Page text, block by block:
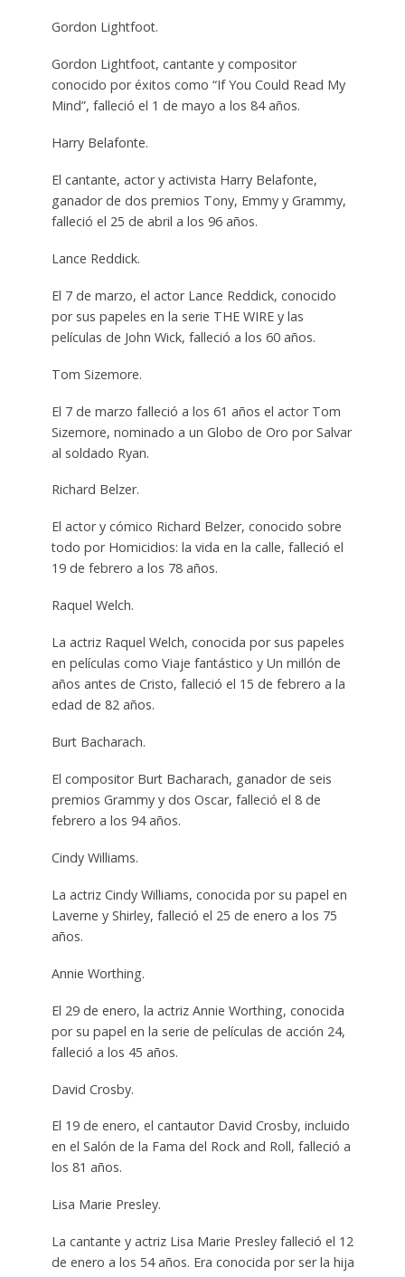
Gordon Lightfoot.
Gordon Lightfoot, cantante y compositor
conocido por éxitos como “If You Could Read My
Mind”, falleció el 1 de mayo a los 84 años.
Harry Belafonte.
El cantante, actor y activista Harry Belafonte,
ganador de dos premios Tony, Emmy y Grammy,
falleció el 25 de abril a los 96 años.
Lance Reddick.
El 7 de marzo, el actor Lance Reddick, conocido
por sus papeles en la serie THE WIRE y las
películas de John Wick, falleció a los 60 años.
Tom Sizemore.
El 7 de marzo falleció a los 61 años el actor Tom
Sizemore, nominado a un Globo de Oro por Salvar
al soldado Ryan.
Richard Belzer.
El actor y cómico Richard Belzer, conocido sobre
todo por Homicidios: la vida en la calle, falleció el
19 de febrero a los 78 años.
Raquel Welch.
La actriz Raquel Welch, conocida por sus papeles
en películas como Viaje fantástico y Un millón de
años antes de Cristo, falleció el 15 de febrero a la
edad de 82 años.
Burt Bacharach.
El compositor Burt Bacharach, ganador de seis
premios Grammy y dos Oscar, falleció el 8 de
febrero a los 94 años.
Cindy Williams.
La actriz Cindy Williams, conocida por su papel en
Laverne y Shirley, falleció el 25 de enero a los 75
años.
Annie Worthing.
El 29 de enero, la actriz Annie Worthing, conocida
por su papel en la serie de películas de acción 24,
falleció a los 45 años.
David Crosby.
El 19 de enero, el cantautor David Crosby, incluido
en el Salón de la Fama del Rock and Roll, falleció a
los 81 años.
Lisa Marie Presley.
La cantante y actriz Lisa Marie Presley falleció el 12
de enero a los 54 años. Era conocida por ser la hija